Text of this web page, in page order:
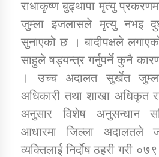
डिभिजन कार्यालय
कर्णाली प्रविधि
राधाकृष्ण बुढ्थापा मृत्यु
जुम्ला इजलासले मृत्यु नभइ
सुनाएको छ । बादीपक्षले
साहुले षड्यन्त्र गर्नुपर्ने कुनै
। उच्च अदालत सुर्खेत
अधिकारी तथा शाखा अधिकृत
अनुसार विशेष अनुसन्धान
आधारमा जिल्ला अदालतले
व्यक्तिलाई निर्दाेष ठहरी गरी